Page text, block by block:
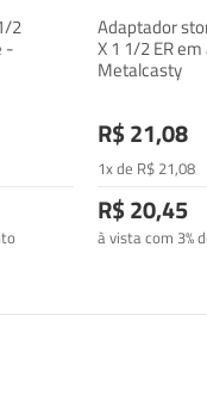
2
-
Adaptador
X 1 1/2 ER
Metalcasty
R$ 21,08
1x de R$ 21,08
R$ 20,45
à vista com 3%